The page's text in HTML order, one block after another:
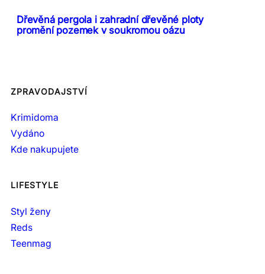
Dřevěná pergola i zahradní dřevěné ploty
promění pozemek v soukromou oázu
ZPRAVODAJSTVÍ
Krimidoma
Vydáno
Kde nakupujete
LIFESTYLE
Styl ženy
Reds
Teenmag